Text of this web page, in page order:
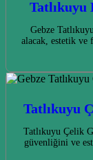
Tatlıkuyu
Gebze
alacak, estetik ve
Tatlıkuyu
Tatlıkuyu Çelik
güvenliğini ve